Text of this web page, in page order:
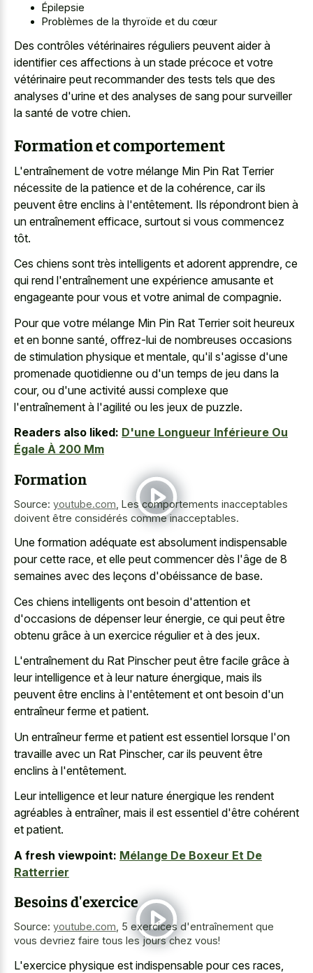
Épilepsie
Problèmes de la thyroïde et du cœur
Des contrôles vétérinaires réguliers peuvent aider à
identifier ces affections à un stade précoce et votre
vétérinaire peut recommander des tests tels que des
analyses d'urine et des analyses de sang pour surveiller
la santé de votre chien.
Formation et comportement
L'entraînement de votre mélange Min Pin Rat Terrier
nécessite de la patience et de la cohérence, car ils
peuvent être enclins à l'entêtement. Ils répondront bien à
un entraînement efficace, surtout si vous commencez
tôt.
Ces chiens sont très intelligents et adorent apprendre, ce
qui rend l'entraînement une expérience amusante et
engageante pour vous et votre animal de compagnie.
Pour que votre mélange Min Pin Rat Terrier soit heureux
et en bonne santé, offrez-lui de nombreuses occasions
de stimulation physique et mentale, qu'il s'agisse d'une
promenade quotidienne ou d'un temps de jeu dans la
cour, ou d'une activité aussi complexe que
l'entraînement à l'agilité ou les jeux de puzzle.
Readers also liked: D'une Longueur Inférieure Ou
Égale À 200 Mm
Formation
Source: youtube.com Les comportements inacceptables
doivent être considérés comme inacceptables.
Une formation adéquate est absolument indispensable
pour cette race, et elle peut commencer dès l'âge de 8
semaines avec des leçons d'obéissance de base.
Ces chiens intelligents ont besoin d'attention et
d'occasions de dépenser leur énergie, ce qui peut être
obtenu grâce à un exercice régulier et à des jeux.
L'entraînement du Rat Pinscher peut être facile grâce à
leur intelligence et à leur nature énergique, mais ils
peuvent être enclins à l'entêtement et ont besoin d'un
entraîneur ferme et patient.
Un entraîneur ferme et patient est essentiel lorsque l'on
travaille avec un Rat Pinscher, car ils peuvent être
enclins à l'entêtement.
Leur intelligence et leur nature énergique les rendent
agréables à entraîner, mais il est essentiel d'être cohérent
et patient.
A fresh viewpoint: Mélange De Boxeur Et De
Ratterrier
Besoins d'exercice
Source: youtube.com, 5 exercices d'entraînement que
vous devriez faire tous les jours chez vous!
L'exercice physique est indispensable pour ces races,